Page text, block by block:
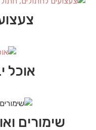
אוכל
שימורים